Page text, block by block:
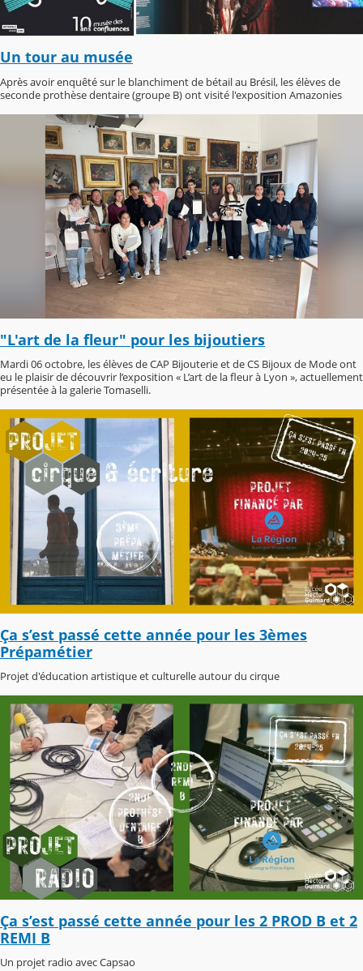
Un tour au musée
Après avoir enquêté sur le blanchiment de bétail au Brésil, les élèves de
seconde prothèse dentaire (groupe B) ont visité l'exposition Amazonies
"L'art de la fleur" pour les bijoutiers
Mardi 06 octobre, les élèves de CAP Bijouterie et de CS Bijoux de Mode ont
eu le plaisir de découvrir l’exposition « L’art de la fleur à Lyon », actuellement
présentée à la galerie Tomaselli.
Ça s’est passé cette année pour les 3èmes
Prépamétier
Projet d'éducation artistique et culturelle autour du cirque
Ça s’est passé cette année pour les 2 PROD B et 2
REMI B
Un projet radio avec Capsao